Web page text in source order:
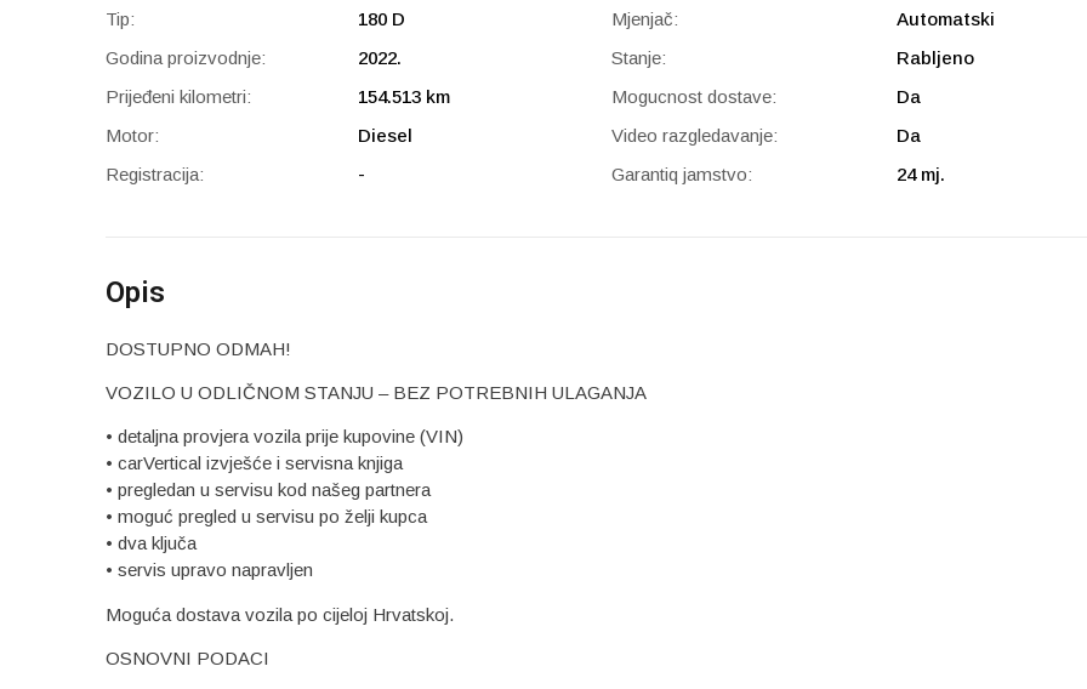
Tip:
Godina proizvodnje:
Prijeđeni kilometri:
Motor:
Registracija:
180 D
2022.
154.513 km
Diesel
-
Mjenjač:
Stanje:
Mogucnost dostave:
Video razgledavanje:
Garantiq jamstvo:
Automatski
Rabljeno
Da
Da
24 mj.
Opis
DOSTUPNO ODMAH!
VOZILO U ODLIČNOM STANJU – BEZ POTREBNIH ULAGANJA
• detaljna provjera vozila prije kupovine (VIN)
• carVertical izvješće i servisna knjiga
• pregledan u servisu kod našeg partnera
• moguć pregled u servisu po želji kupca
• dva ključa
• servis upravo napravljen
Moguća dostava vozila po cijeloj Hrvatskoj.
OSNOVNI PODACI